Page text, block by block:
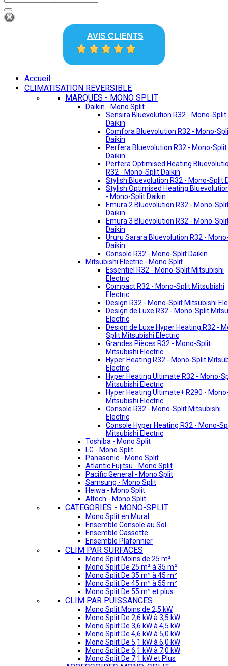
AVIS CLIENTS
Accueil
CLIMATISATION REVERSIBLE
MARQUES - MONO SPLIT
Daikin - Mono Split
Sensira Bluevolution R32 - Mono-Split
Daikin
Comfora Bluevolution R32 - Mono-
Daikin
Perfera Bluevolution R32 - Mono-Split
Daikin
Perfera Optimised Heating
R32 - Mono-Split Daikin
Stylish Bluevolution R32 - Mono-Split
Stylish Optimised Heating
- Mono-Split Daikin
Emura 2 Bluevolution R32 - Mono-
Daikin
Emura 3 Bluevolution R32 - Mono-
Daikin
Ururu Sarara Bluevolution R32 -
Daikin
Console R32 - Mono-Split Daikin
Mitsubishi Electric - Mono Split
Essentiel R32 - Mono-Split Mitsubishi
Electric
Compact R32 - Mono-Split Mitsubishi
Electric
Design R32 - Mono-Split Mitsubishi
Design de Luxe R32 - Mono-Split
Electric
Design de Luxe Hyper Heating R32 -
Split Mitsubishi Electric
Grandes Pièces R32 - Mono-Split
Mitsubishi Electric
Hyper Heating R32 - Mono-Split
Electric
Hyper Heating Ultimate R32 - Mono-
Mitsubishi Electric
Hyper Heating Ultimate+ R290 -
Mitsubishi Electric
Console R32 - Mono-Split Mitsubishi
Electric
Console Hyper Heating R32 - Mono-
Mitsubishi Electric
Toshiba - Mono Split
LG - Mono Split
Panasonic - Mono Split
Atlantic Fujitsu - Mono Split
Pacific General - Mono Split
Samsung - Mono Split
Heiwa - Mono Split
Altech - Mono Split
CATEGORIES - MONO-SPLIT
Mono Split en Mural
Ensemble Console au Sol
Ensemble Cassette
Ensemble Plafonnier
CLIM PAR SURFACES
Mono Split Moins de 25 m²
Mono Split De 25 m² à 35 m²
Mono Split De 35 m² à 45 m²
Mono Split De 45 m² à 55 m²
Mono Split De 55 m² et plus
CLIM PAR PUISSANCES
Mono Split Moins de 2,5 kW
Mono Split De 2,6 kW à 3,5 kW
Mono Split De 3,6 kW à 4,5 kW
Mono Split De 4,6 kW à 5,0 kW
Mono Split De 5,1 kW à 6,0 kW
Mono Split De 6,1 kW à 7,0 kW
Mono Split De 7,1 kW et Plus